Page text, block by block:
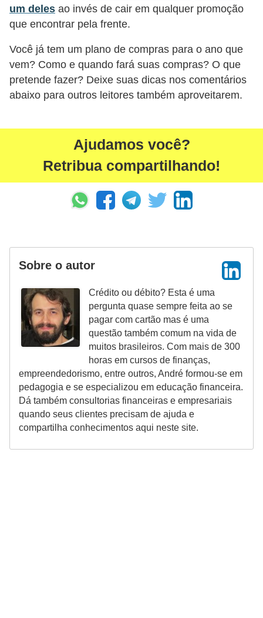
um deles ao invés de cair em qualquer promoção
que encontrar pela frente.
Você já tem um plano de compras para o ano que
vem? Como e quando fará suas compras? O que
pretende fazer? Deixe suas dicas nos comentários
abaixo para outros leitores também aproveitarem.
Ajudamos você?
Retribua compartilhando!
Sobre o autor
Crédito ou débito? Esta é uma
pergunta quase sempre feita ao se
pagar com cartão mas é uma
questão também comum na vida de
muitos brasileiros. Com mais de 300
horas em cursos de finanças,
empreendedorismo, entre outros, André formou-se em
pedagogia e se especializou em educação financeira.
Dá também consultorias financeiras e empresariais
quando seus clientes precisam de ajuda e
compartilha conhecimentos aqui neste site.